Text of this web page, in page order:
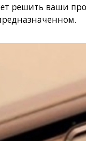
решить ваши